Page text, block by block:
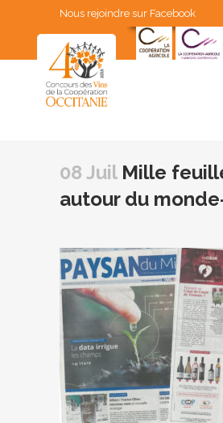
Nous rejoindre sur Facebook
08 JuilMille
autour du